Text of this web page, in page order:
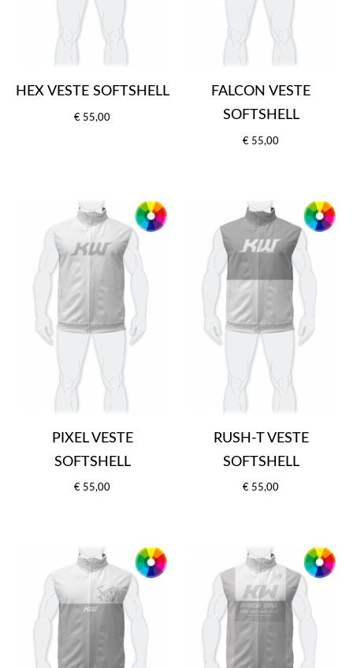
HEX VESTE SOFTSHELL
€ 55,00
FALCON VESTE
SOFTSHELL
€ 55,00
PIXEL VESTE
SOFTSHELL
€ 55,00
RUSH-T VESTE
SOFTSHELL
€ 55,00